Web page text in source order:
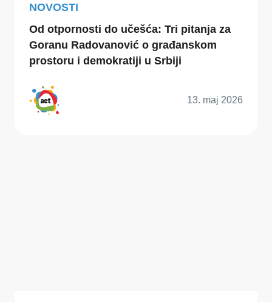
NOVOSTI
Od otpornosti do učešća: Tri pitanja za
Goranu Radovanović o građanskom
prostoru i demokratiji u Srbiji
13. maj 2026